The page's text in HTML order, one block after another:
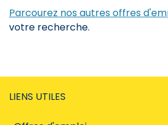
Parcourez nos autres offres
votre recherche.
LIENS UTILES